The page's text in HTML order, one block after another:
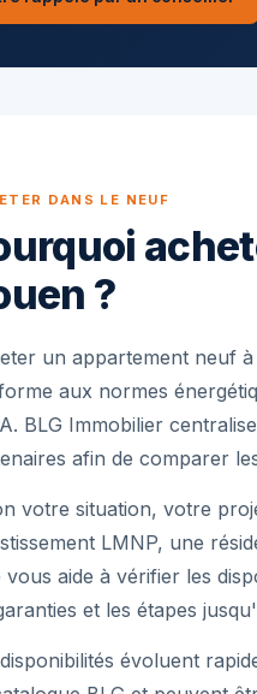
DANS LE NEUF
?
un appartement neuf
aux normes
BLG Immobilier
afin de comparer
votre situation, votre
LMNP, une
vous aide à vérifier les
et les étapes
évoluent